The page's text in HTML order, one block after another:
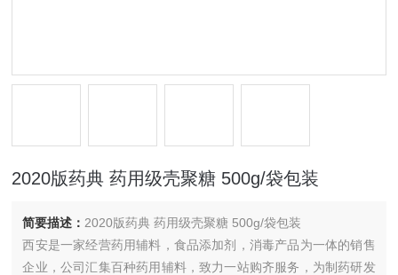
2020版药典 药用级壳聚糖 500g/袋包装
简要描述： 2020版药典 药用级壳聚糖 500g/袋包装
西安是一家经营药用辅料，食品添加剂，消毒产品为一体的销售
企业，公司汇集百种药用辅料，致力一站购齐服务，为制药研发